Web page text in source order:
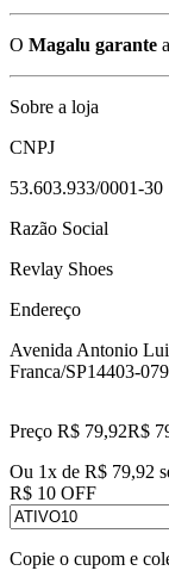
O Magalu garante
Sobre a loja
CNPJ
53.603.933/0001-30
Razão Social
Revlay Shoes
Endereço
Avenida Antonio
Franca/SP14403-079
Preço R$ 79,92R$
Ou 1x de R$ 79,92
R$ 10 OFF
Copie o cupom e